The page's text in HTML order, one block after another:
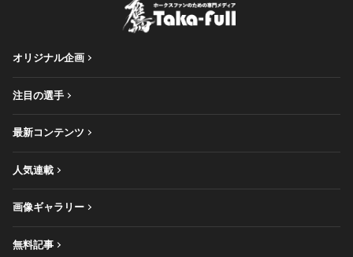
オリジナル企画
注目の選手
最新コンテンツ
人気連載
画像ギャラリー
無料記事